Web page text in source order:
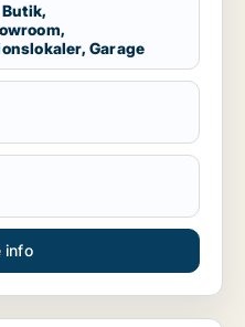
Garage
info